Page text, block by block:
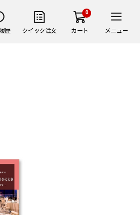
歴 クイック注文
0
カート メニュー